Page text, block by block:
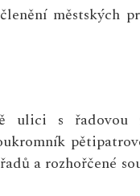
městských
ulici s řadovou
a rozhořčené